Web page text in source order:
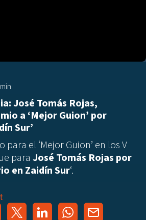
José Tomás Rojas,
a ‘Mejor Guion’ por
Sur’
el ‘Mejor Guion’ en los V
para José Tomás Rojas por
en Zaidín Sur‘.